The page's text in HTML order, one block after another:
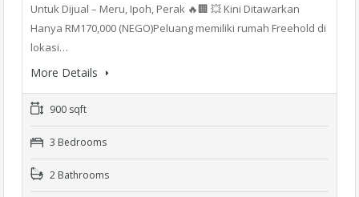
Untuk Dijual – Meru, Ipoh, Perak 🔥🏢 💥 Kini Ditawarkan
Hanya RM170,000 (NEGO)Peluang memiliki rumah Freehold di
lokasi…
More Details
900 sqft
3 Bedrooms
2 Bathrooms